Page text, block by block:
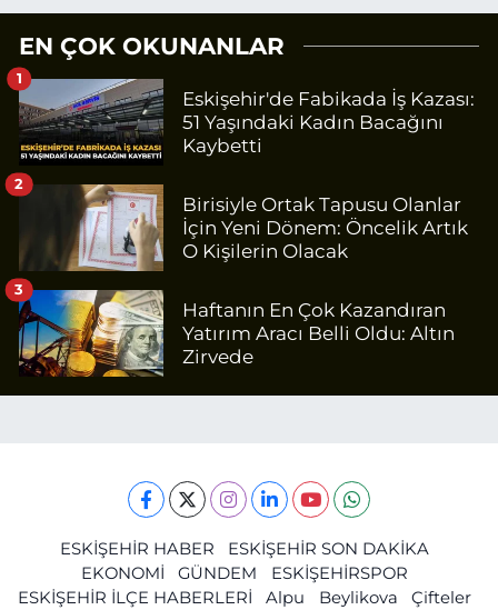
EN ÇOK OKUNANLAR
Eskişehir'de Fabikada İş Kazası:
51 Yaşındaki Kadın Bacağını
Kaybetti
1
Birisiyle Ortak Tapusu Olanlar
İçin Yeni Dönem: Öncelik Artık
O Kişilerin Olacak
2
Haftanın En Çok Kazandıran
Yatırım Aracı Belli Oldu: Altın
Zirvede
3
ESKİŞEHİR HABER
ESKİŞEHİR SON DAKİKA
EKONOMİ
GÜNDEM
ESKİŞEHİRSPOR
ESKİŞEHİR İLÇE HABERLERİ
Alpu Beylikova
Çifteler